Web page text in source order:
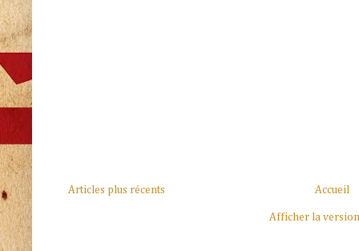
Articles plus récents Accueil
Afficher la